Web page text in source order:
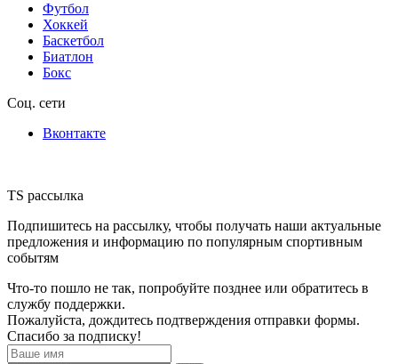
Футбол
Хоккей
Баскетбол
Биатлон
Бокс
Соц. сети
Вконтакте
TS рассылка
Подпишитесь на рассылку, чтобы получать наши актуальные
предложения и информацию по популярным спортивным
событям
Что-то пошло не так, попробуйте позднее или обратитесь в
службу поддержки.
Пожалуйста, дождитесь подтверждения отправки формы.
Спасибо за подписку!